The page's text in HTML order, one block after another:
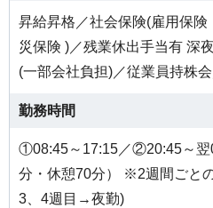
昇給昇格／社会保険(雇用保
災保険 )／残業休出手当有 深
(一部会社負担)／従業員持株
勤務時間
①08:45～17:15／②20:45～翌
分・休憩70分） ※2週間ごと
3、4週目→夜勤)